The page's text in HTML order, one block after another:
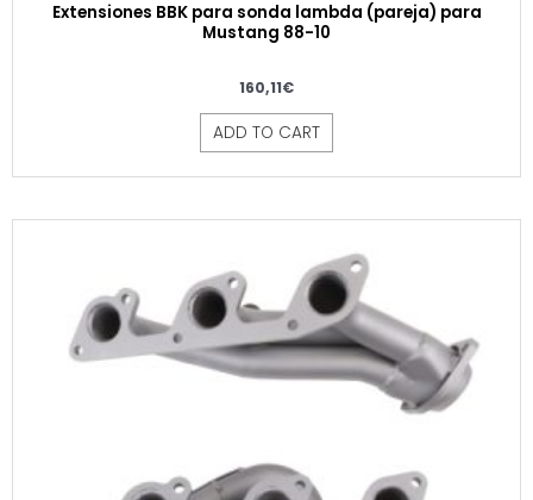
Extensiones BBK para sonda lambda (pareja) para
Mustang 88-10
160,11€
ADD TO CART